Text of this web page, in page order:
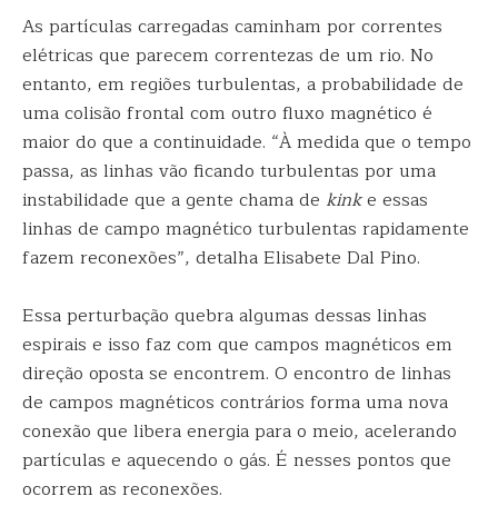
As partículas carregadas caminham por correntes
elétricas que parecem correntezas de um rio. No
entanto, em regiões turbulentas, a probabilidade de
uma colisão frontal com outro fluxo magnético é
maior do que a continuidade. “À medida que o tempo
passa, as linhas vão ficando turbulentas por uma
instabilidade que a gente chama de kinke essas
linhas de campo magnético turbulentas rapidamente
fazem reconexões”, detalha Elisabete Dal Pino.
Essa perturbação quebra algumas dessas linhas
espirais e isso faz com que campos magnéticos em
direção oposta se encontrem. O encontro de linhas
de campos magnéticos contrários forma uma nova
conexão que libera energia para o meio, acelerando
partículas e aquecendo o gás. É nesses pontos que
ocorrem as reconexões.